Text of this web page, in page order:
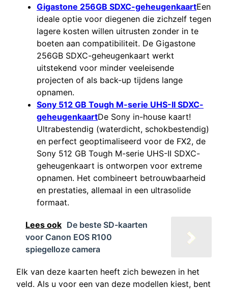
Gigastone 256GB SDXC-geheugenkaartEen
ideale optie voor diegenen die zichzelf tegen
lagere kosten willen uitrusten zonder in te
boeten aan compatibiliteit. De Gigastone
256GB SDXC-geheugenkaart werkt
uitstekend voor minder veeleisende
projecten of als back-up tijdens lange
opnamen.
Sony 512 GB Tough M-serie UHS-II SDXC-
geheugenkaartDe Sony in-house kaart!
Ultrabestendig (waterdicht, schokbestendig)
en perfect geoptimaliseerd voor de FX2, de
Sony 512 GB Tough M-serie UHS-II SDXC-
geheugenkaart is ontworpen voor extreme
opnamen. Het combineert betrouwbaarheid
en prestaties, allemaal in een ultrasolide
formaat.
Lees ook De beste SD-kaarten
voor Canon EOS R100
spiegelloze camera
Elk van deze kaarten heeft zich bewezen in het
veld. Als u voor een van deze modellen kiest, bent